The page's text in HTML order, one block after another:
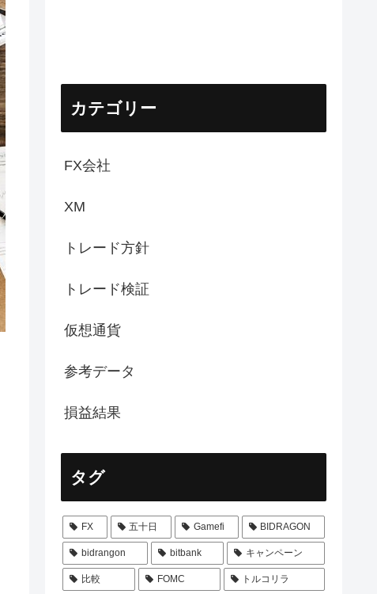
カテゴリー
FX会社
XM
トレード方針
トレード検証
仮想通貨
参考データ
損益結果
タグ
FX 五十日 Gamefi BIDRAGON
bidrangon bitbank キャンペーン
比較 FOMC トルコリラ